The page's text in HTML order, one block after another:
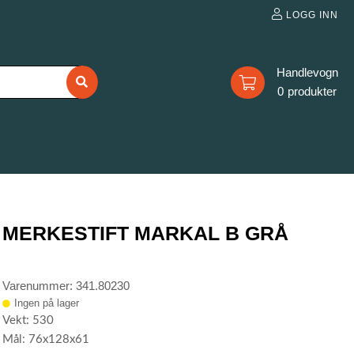
LOGG INN
0
MERKESTIFT MARKAL B GRÅ
Varenummer: 341.80230
Ingen på lager
Vekt: 530
Mål: 76x128x61